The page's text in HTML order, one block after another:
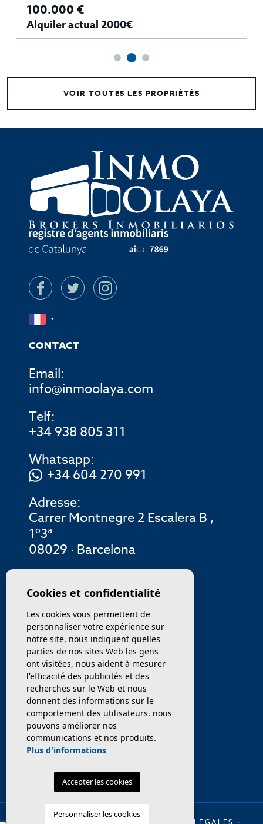
100.000 €
Alquiler actual 2000€
VOIR TOUTES LES PROPRIÉTÉS
CONTACT
Email:
info@inmoolaya.com
Telf:
+34 938 805 311
Whatsapp:
+34 604 270 991
Adresse:
Carrer Montnegre 2 Escalera B ,
1º3ª
08029 · Barcelona
MENU
ENTREPRISE
PROPRIÉTÉS
SERVICES
VENDEZ / TRANSFÉRER
NOUVELLES
Cookies et confidentialité
Les cookies vous permettent de
personnaliser votre expérience sur
notre site, nous indiquent quelles
parties de nos sites Web les gens
ont visitées, nous aident à mesurer
l'efficacité des publicités et des
recherches sur le Web et nous
donnent des informations sur le
comportement des utilisateurs. nous
pouvons améliorer nos
communications et nos produits.
Plus d'informations
Accepter les cookies
Personnaliser les cookies